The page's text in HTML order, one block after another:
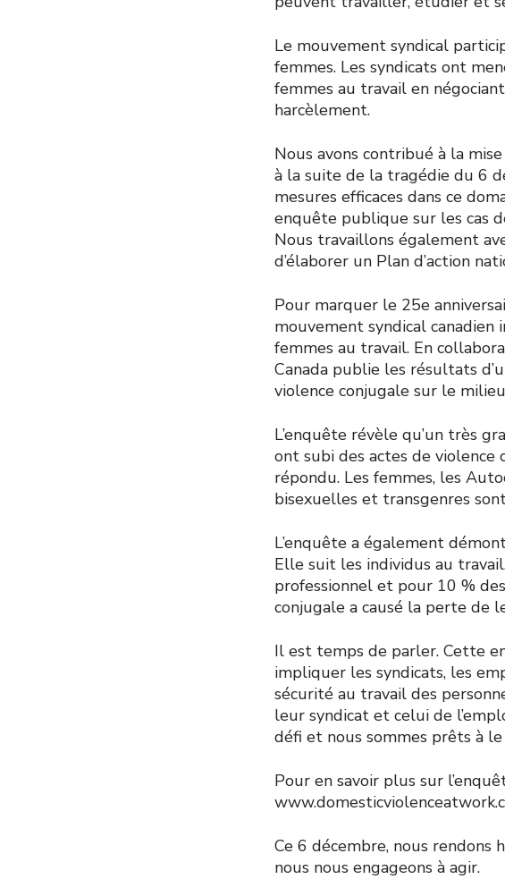
Le mouvement syndical
femmes. Les syndicats ont
femmes au travail en
harcèlement.
Nous avons contribué à la
à la suite de la tragédie du 6
mesures efficaces dans ce
enquête publique sur les cas
Nous travaillons également
d’élaborer un Plan d’action
Pour marquer le 25e
mouvement syndical
femmes au travail. En
Canada publie les résultats
violence conjugale sur le
L’enquête révèle qu’un très
ont subi des actes de violence
répondu. Les femmes, les
bisexuelles et transgenres
L’enquête a également
Elle suit les individus au
professionnel et pour 10 %
conjugale a causé la perte de
Il est temps de parler. Cette
impliquer les syndicats, les
sécurité au travail des
leur syndicat et celui de
défi et nous sommes prêts à
Pour en savoir plus sur
Ce 6 décembre, nous rendons
nous nous engageons à agir.